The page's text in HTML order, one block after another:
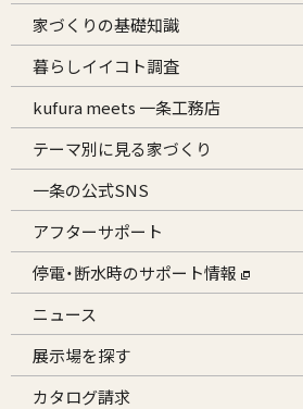
家づくりの基礎知識
暮らしイイコト調査
kufura meets 一条工務店
テーマ別に見る家づくり
一条の公式SNS
アフターサポート
停電・断水時のサポート情報
ニュース
展示場を探す
カタログ請求